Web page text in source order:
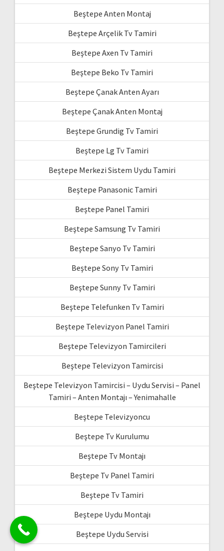
Beştepe Anten Montaj
Beştepe Arçelik Tv Tamiri
Beştepe Axen Tv Tamiri
Beştepe Beko Tv Tamiri
Beştepe Çanak Anten Ayarı
Beştepe Çanak Anten Montaj
Beştepe Grundig Tv Tamiri
Beştepe Lg Tv Tamiri
Beştepe Merkezi Sistem Uydu Tamiri
Beştepe Panasonic Tamiri
Beştepe Panel Tamiri
Beştepe Samsung Tv Tamiri
Beştepe Sanyo Tv Tamiri
Beştepe Sony Tv Tamiri
Beştepe Sunny Tv Tamiri
Beştepe Telefunken Tv Tamiri
Beştepe Televizyon Panel Tamiri
Beştepe Televizyon Tamircileri
Beştepe Televizyon Tamircisi
Beştepe Televizyon Tamircisi – Uydu Servisi – Panel
Tamiri – Anten Montajı – Yenimahalle
Beştepe Televizyoncu
Beştepe Tv Kurulumu
Beştepe Tv Montajı
Beştepe Tv Panel Tamiri
Beştepe Tv Tamiri
Beştepe Uydu Montajı
Beştepe Uydu Servisi